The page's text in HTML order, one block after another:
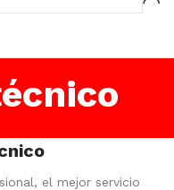
el mejor servicio